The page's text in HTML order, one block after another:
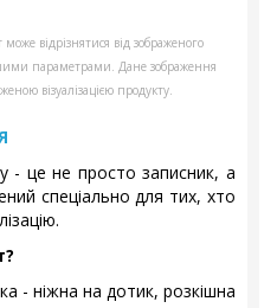
відрізнятися від зображеного
параметрами. Дане зображення
візуалізацією продукту.
- це не просто записник, а
спеціально для тих, хто
- ніжна на дотик, розкішна